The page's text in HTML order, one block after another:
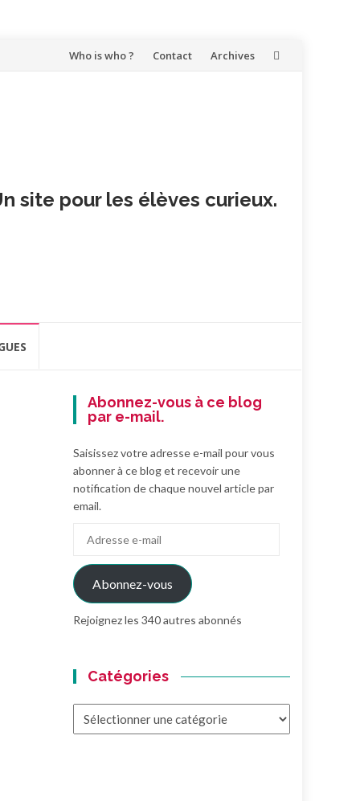
Aller
Who is who ? Contact Archives
site pour les élèves curieux.
Abonnez-vous à ce blog
par e-mail.
Saisissez votre adresse e-mail pour vous
abonner à ce blog et recevoir une
notification de chaque nouvel article par
email.
mail
Abonnez-vous
Rejoignez les 340 autres abonnés
Catégories